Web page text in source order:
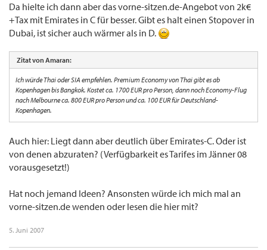
Da hielte ich dann aber das vorne-sitzen.de-Angebot von 2k€
+Tax mit Emirates in C für besser. Gibt es halt einen Stopover in
Dubai, ist sicher auch wärmer als in D.
Zitat von Amaran:
Ich würde Thai oder SIA empfehlen. Premium Economy von Thai gibt es ab
Kopenhagen bis Bangkok. Kostet ca. 1700 EUR pro Person, dann noch Economy-Flug
nach Melbourne ca. 800 EUR pro Person und ca. 100 EUR für Deutschland-
Kopenhagen.
Auch hier: Liegt dann aber deutlich über Emirates-C. Oder ist
von denen abzuraten? (Verfügbarkeit es Tarifes im Jänner 08
vorausgesetzt!)
Hat noch jemand Ideen? Ansonsten würde ich mich mal an
vorne-sitzen.de wenden oder lesen die hier mit?
5. Juni 2007